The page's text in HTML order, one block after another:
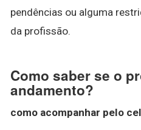
pendências ou alguma
da profissão.
Como saber se o
andamento?
como acompanhar pelo